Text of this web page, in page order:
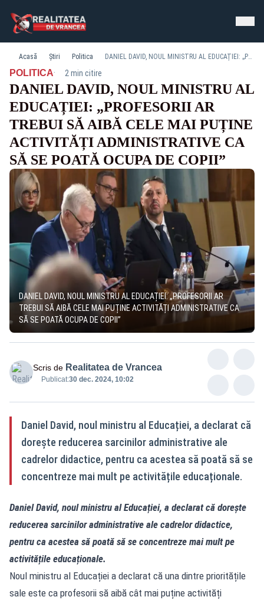
Acasă Știri Politica DANIEL DAVID, NOUL MINISTRU AL EDUCAȚIEI: „PROFESORII AR TREBUI SĂ AIBĂ CELE MAI PUȚINE ACTIVITĂȚI ADMINISTRATIVE CA SĂ SE POATĂ OCUPA DE COPII”
POLITICA· 2 min citire
DANIEL DAVID, NOUL MINISTRU AL
EDUCAȚIEI: „PROFESORII AR
TREBUI SĂ AIBĂ CELE MAI PUȚINE
ACTIVITĂȚI ADMINISTRATIVE CA
SĂ SE POATĂ OCUPA DE COPII”
DANIEL DAVID, NOUL MINISTRU AL EDUCAȚIEI: „PROFESORII AR
TREBUI SĂ AIBĂ CELE MAI PUȚINE ACTIVITĂȚI ADMINISTRATIVE CA
SĂ SE POATĂ OCUPA DE COPII”
Scris de Realitatea de Vrancea
Publicat:30 dec. 2024, 10:02
Daniel David, noul ministru al Educației, a declarat că
dorește reducerea sarcinilor administrative ale
cadrelor didactice, pentru ca acestea să poată să se
concentreze mai mult pe activitățile educaționale.
Daniel David, noul ministru al Educației, a declarat că dorește
reducerea sarcinilor administrative ale cadrelor didactice,
pentru ca acestea să poată să se concentreze mai mult pe
activitățile educaționale.
Noul ministru al Educației a declarat că una dintre prioritățile
sale este ca profesorii să aibă cât mai puține activități